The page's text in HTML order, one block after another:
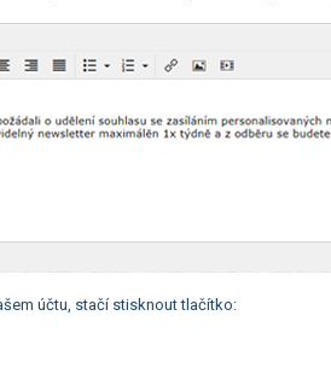
účtu, stačí stisknout tlačítko: